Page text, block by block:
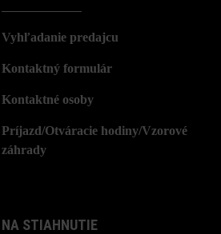
Vyhľadanie predajcu
Kontaktný formulár
Kontaktné osoby
Príjazd/Otváracie hodiny/Vzorové
záhrady
NA STIAHNUTIE